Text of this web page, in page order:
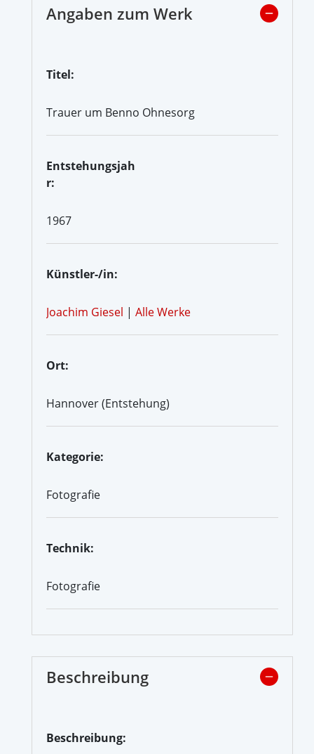
Angaben zum Werk
Titel:
Trauer um Benno Ohnesorg
Entstehungsjah
r:
1967
Künstler-/in:
Joachim Giesel | Alle Werke
Ort:
Hannover (Entstehung)
Kategorie:
Fotografie
Technik:
Fotografie
Beschreibung
Beschreibung: